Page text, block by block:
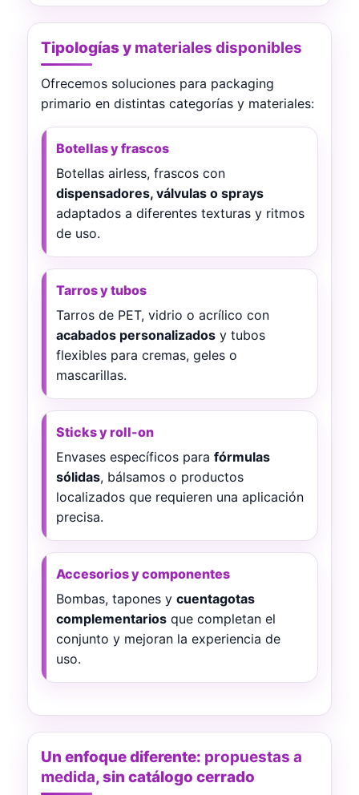
Tipologías y materiales disponibles
Ofrecemos soluciones para packaging
primario en distintas categorías y materiales:
Botellas y frascos
Botellas airless, frascos con
dispensadores, válvulas o sprays
adaptados a diferentes texturas y ritmos
de uso.
Tarros y tubos
Tarros de PET, vidrio o acrílico con
acabados personalizados y tubos
flexibles para cremas, geles o
mascarillas.
Sticks y roll-on
Envases específicos para fórmulas
sólidas, bálsamos o productos
localizados que requieren una aplicación
precisa.
Accesorios y componentes
Bombas, tapones y cuentagotas
complementarios que completan el
conjunto y mejoran la experiencia de
uso.
Un enfoque diferente: propuestas a
medida, sin catálogo cerrado